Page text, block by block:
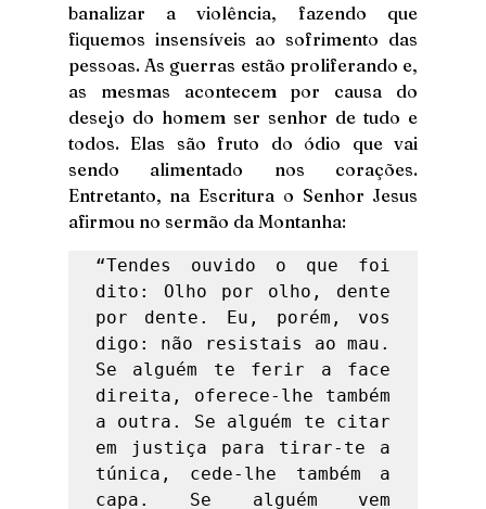
banalizar a violência, fazendo que
fiquemos insensíveis ao sofrimento das
pessoas. As guerras estão proliferando e,
as mesmas acontecem por causa do
desejo do homem ser senhor de tudo e
todos. Elas são fruto do ódio que vai
sendo alimentado nos corações.
Entretanto, na Escritura o Senhor Jesus
afirmou no sermão da Montanha:
“Tendes ouvido o que foi
dito: Olho por olho, dente
por dente. Eu, porém, vos
digo: não resistais ao mau.
Se alguém te ferir a face
direita, oferece-lhe também
a outra. Se alguém te citar
em justiça para tirar-te a
túnica, cede-lhe também a
capa. Se alguém vem